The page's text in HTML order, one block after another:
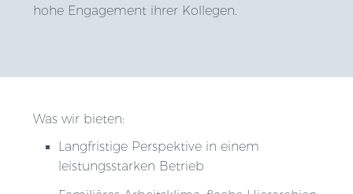
hohe Engagement ihrer Kollegen.
Was wir bieten:
Langfristige Perspektive in einem
leistungsstarken Betrieb